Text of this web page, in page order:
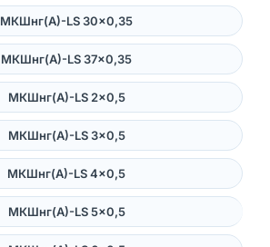
МКШнг(А)-LS 30×0,35
МКШнг(А)-LS 37×0,35
МКШнг(А)-LS 2×0,5
МКШнг(А)-LS 3×0,5
МКШнг(А)-LS 4×0,5
МКШнг(А)-LS 5×0,5